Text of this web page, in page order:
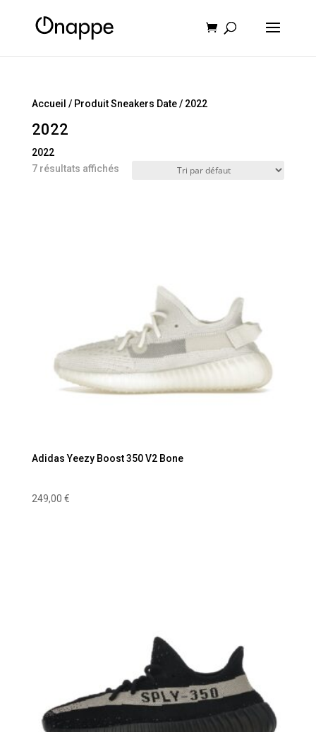
Accueil / Produit Sneakers Date / 2022
2022
2022
7 résultats affichés
Adidas Yeezy Boost 350 V2 Bone
249,00 €